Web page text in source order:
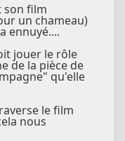
son film
un chameau)
ennuyé....
jouer le rôle
de la pièce de
qu'elle
le film
nous